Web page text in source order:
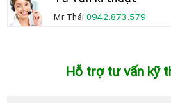
Mr Thái0942.873.579
Hỗ trợ tư vấn kỹ